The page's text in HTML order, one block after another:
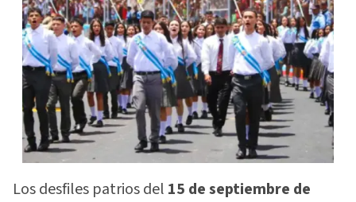
Los desfiles patrios del 15 de septiembre de